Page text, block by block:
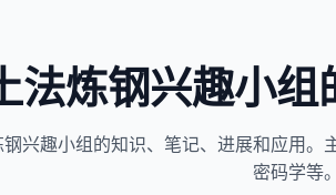
法炼钢兴趣小
兴趣小组的知识、笔记、进展和应用。
密码学等。